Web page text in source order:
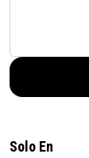
Solo En